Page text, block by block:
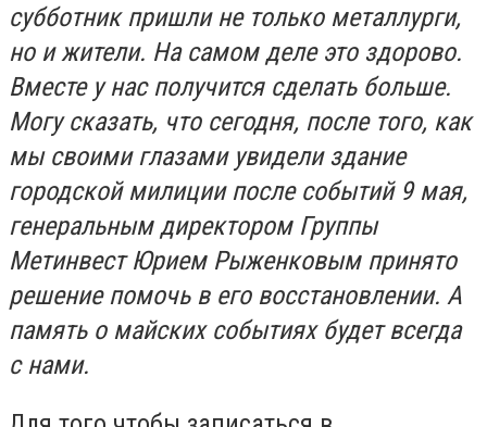
субботник пришли не только металлурги,
но и жители. На самом деле это здорово.
Вместе у нас получится сделать больше.
Могу сказать, что сегодня, после того, как
мы своими глазами увидели здание
городской милиции после событий 9 мая,
генеральным директором Группы
Метинвест Юрием Рыженковым принято
решение помочь в его восстановлении. А
память о майских событиях будет всегда
с нами.